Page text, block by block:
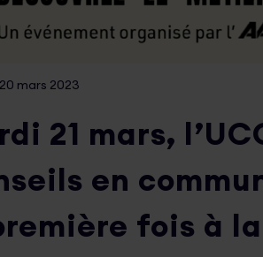
mars 2023
21 mars,
en
fois à